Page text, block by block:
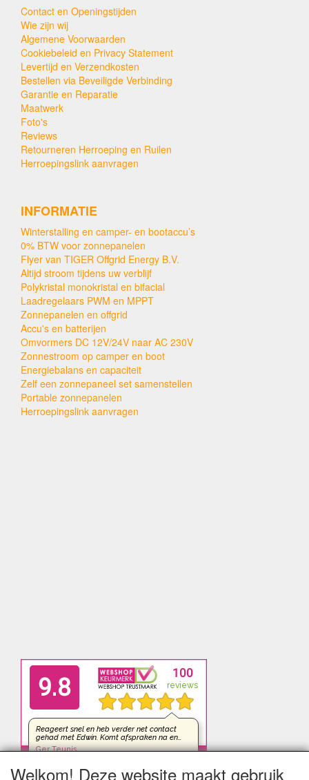
Contact en Openingstijden
Wie zijn wij
Algemene Voorwaarden
Cookiebeleid en Privacy Statement
Levertijd en Verzendkosten
Bestellen via Beveiligde Verbinding
Garantie en Reparatie
Maatwerk
Foto's
Reviews
Retourneren Herroeping en Ruilen
Herroepingslink aanvragen
INFORMATIE
Winterstalling en camper- en bootaccu’s
0% BTW voor zonnepanelen
Flyer van TIGER Offgrid Energy B.V.
Altijd stroom tijdens uw verblijf
Polykristal monokristal en bifacial
Laadregelaars PWM en MPPT
Zonnepanelen en offgrid
Accu's en batterijen
Omvormers DC 12V/24V naar AC 230V
Zonnestroom op camper en boot
Energiebalans en capaciteit
Zelf een zonnepaneel set samenstellen
Portable zonnepanelen
Herroepingslink aanvragen
Welkom! Deze website maakt gebruik